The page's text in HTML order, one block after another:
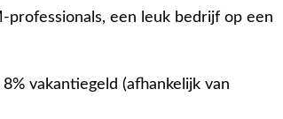
professionals, een leuk bedrijf op een
vakantiegeld (afhankelijk van